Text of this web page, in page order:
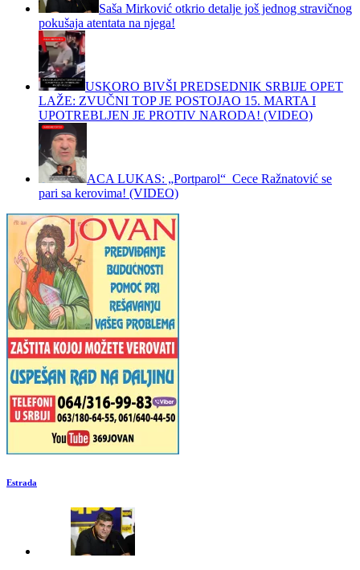
Saša Mirković otkrio detalje još jednog stravičnog
pokušaja atentata na njega!
USKORO BIVŠI PREDSEDNIK SRBIJE OPET
LAŽE: ZVUČNI TOP JE POSTOJAO 15. MARTA I
UPOTREBLJEN JE PROTIV NARODA! (VIDEO)
ACA LUKAS: „Portparol“ Cece Ražnatović se
pari sa kerovima! (VIDEO)
Estrada